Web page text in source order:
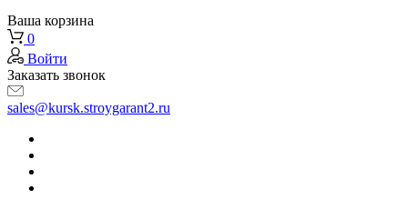
Ваша корзина
0
Войти
Заказать звонок
sales@kursk.stroygarant2.ru